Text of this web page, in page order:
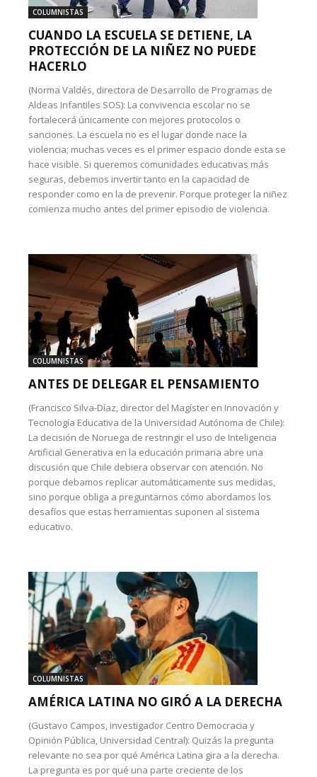
COLUMNISTAS
CUANDO LA ESCUELA SE DETIENE, LA
PROTECCIÓN DE LA NIÑEZ NO PUEDE
HACERLO
(Norma Valdés, directora de Desarrollo de Programas de
Aldeas Infantiles SOS): La convivencia escolar no se
fortalecerá únicamente con mejores protocolos o
sanciones. La escuela no es el lugar donde nace la
violencia; muchas veces es el primer espacio donde esta se
hace visible. Si queremos comunidades educativas más
seguras, debemos invertir tanto en la capacidad de
responder como en la de prevenir. Porque proteger la niñez
comienza mucho antes del primer episodio de violencia.
COLUMNISTAS
ANTES DE DELEGAR EL PENSAMIENTO
(Francisco Silva-Díaz, director del Magíster en Innovación y
Tecnología Educativa de la Universidad Autónoma de Chile):
La decisión de Noruega de restringir el uso de Inteligencia
Artificial Generativa en la educación primaria abre una
discusión que Chile debiera observar con atención. No
porque debamos replicar automáticamente sus medidas,
sino porque obliga a preguntarnos cómo abordamos los
desafíos que estas herramientas suponen al sistema
educativo.
COLUMNISTAS
AMÉRICA LATINA NO GIRÓ A LA DERECHA
(Gustavo Campos, investigador Centro Democracia y
Opinión Pública, Universidad Central): Quizás la pregunta
relevante no sea por qué América Latina gira a la derecha.
La pregunta es por qué una parte creciente de los